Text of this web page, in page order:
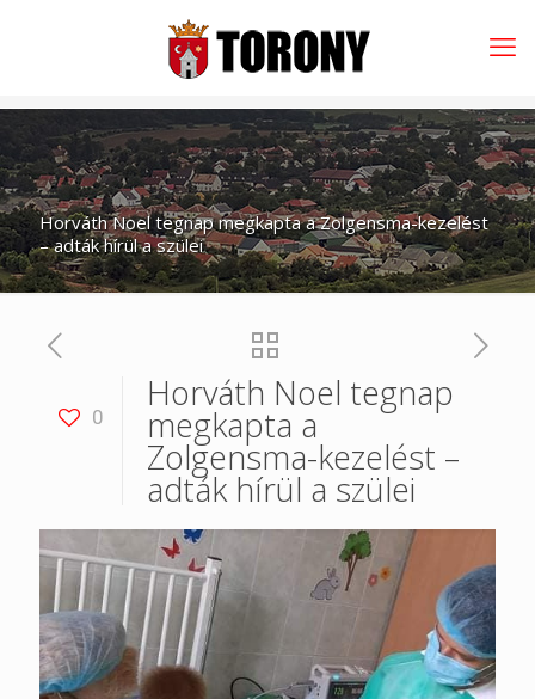
Horváth Noel tegnap megkapta a Zolgensma-kezelést
– adták hírül a szülei
0
Horváth Noel tegnap
megkapta a
Zolgensma-kezelést –
adták hírül a szülei